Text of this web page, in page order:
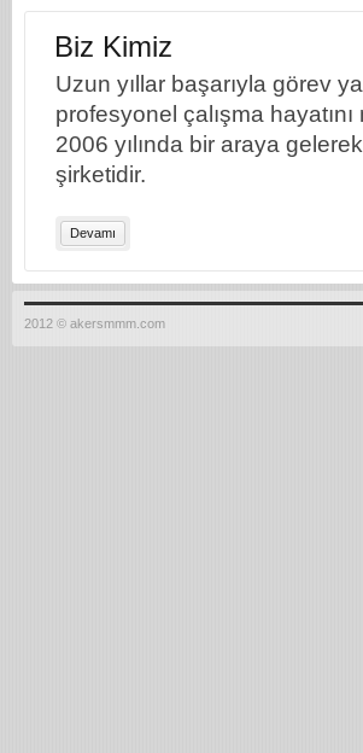
Biz Kimiz
Uzun yıllar başarıyla görev
profesyonel çalışma
2006 yılında bir araya
şirketidir.
Devamı
2012 © akersmmm.com